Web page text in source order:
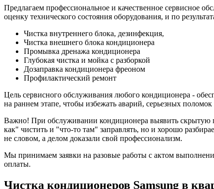
Предлагаем профессиональное и качественное сервисное
оценку технического состояния оборудования, и по
Чистка внутреннего блока, дезинфекция,
Чистка внешнего блока кондиционера
Промывка дренажа кондиционера
Глубокая чистка и мойка с разборкой
Дозаправка кондиционера фреоном
Профилактический ремонт
Цель сервисного обслуживания любого кондиционера -
на раннем этапе, чтобы избежать аварий, серьезных
Важно! При обслуживании кондиционера выявить скрытую
как" чистить и "что-то там" заправлять, но и хорошо
не словом, а делом доказали свой профессионализм.
Мы принимаем заявки на разовые работы с актом
оплаты.
Чистка кондиционеров Samsung в